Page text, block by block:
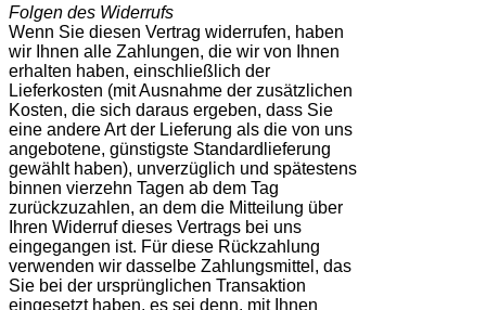
Folgen des Widerrufs
Wenn Sie diesen Vertrag widerrufen, haben
wir Ihnen alle Zahlungen, die wir von Ihnen
erhalten haben, einschließlich der
Lieferkosten (mit Ausnahme der zusätzlichen
Kosten, die sich daraus ergeben, dass Sie
eine andere Art der Lieferung als die von uns
angebotene, günstigste Standardlieferung
gewählt haben), unverzüglich und spätestens
binnen vierzehn Tagen ab dem Tag
zurückzuzahlen, an dem die Mitteilung über
Ihren Widerruf dieses Vertrags bei uns
eingegangen ist. Für diese Rückzahlung
verwenden wir dasselbe Zahlungsmittel, das
Sie bei der ursprünglichen Transaktion
eingesetzt haben, es sei denn, mit Ihnen